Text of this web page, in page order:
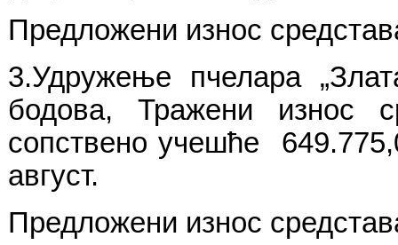
Предложени износ
3.Удружење пчелара
бодова, Тражени износ
сопствено учешће
август.
Предложени износ